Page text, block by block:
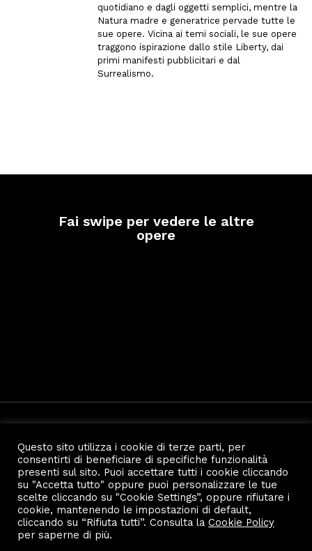
quotidiano e dagli oggetti semplici, mentre la
Natura madre e generatrice pervade tutte le
sue opere. Vicina ai temi sociali, le sue opere
traggono ispirazione dallo stile Liberty, dai
primi manifesti pubblicitari e dal
Surrealismo.
Fai swipe per vedere le altre
opere
Copyright 2023 by Scalo Di Porta Romana.Privacy e Cookie Policy
Questo sito utilizza i cookie di terze parti, per
consentirti di beneficiare di specifiche funzionalità
presenti sul sito. Puoi accettare tutti i cookie cliccando
su "Accetta tutto" oppure puoi personalizzare le tue
scelte cliccando su "Cookie Settings”, oppure rifiutare i
cookie, mantenendo le impostazioni di default,
cliccando su “Rifiuta tutti”. Consulta la Cookie Policy
per saperne di più.